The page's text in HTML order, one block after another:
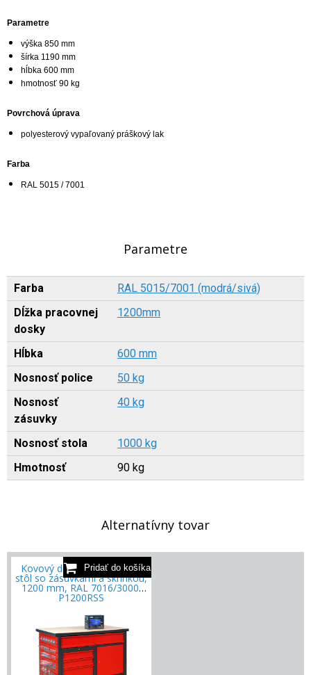
Parametre
výška 850 mm
šírka 1190 mm
hĺbka 600 mm
hmotnosť 90 kg
Povrchová úprava
polyesterový vypaľovaný práškový lak
Farba
RAL 5015 / 7001
Parametre
Farba
RAL 5015/7001 (modrá/sivá)
Dĺžka pracovnej
dosky
1200mm
Hĺbka
600 mm
Nosnosť police
50 kg
Nosnosť
zásuvky
40 kg
Nosnosť stola
1000 kg
Hmotnosť
90 kg
Alternatívny tovar
Kovový dielenský pracovný
stôl so zásuvkami a skrinkou,
1200 mm, RAL 7016/3000,
P1200RSS